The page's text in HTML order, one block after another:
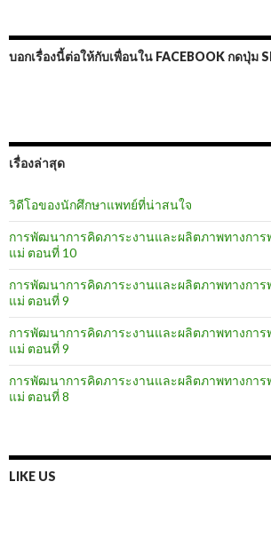
บอกเรื่องนี้ต่อให้กับเพื่อนใน FACEBOOK กดปุ่ม
เรื่องล่าสุด
วิดีโอของนักศึกษาแพทย์ที่น่าสนใจ
การพัฒนาการคิดภาระงานและผลิตภาพทางกา
แม่ ตอนที่ 10
การพัฒนาการคิดภาระงานและผลิตภาพทางกา
แม่ ตอนที่ 9
การพัฒนาการคิดภาระงานและผลิตภาพทางกา
แม่ ตอนที่ 9
การพัฒนาการคิดภาระงานและผลิตภาพทางกา
แม่ ตอนที่ 8
LIKE US